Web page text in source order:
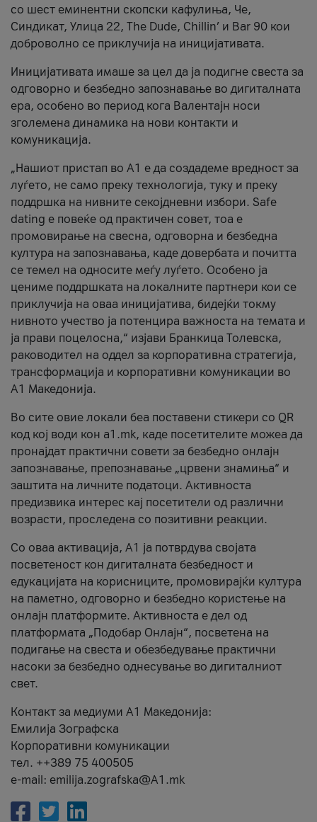
со шест еминентни скопски кафулиња, Че,
Синдикат, Улица 22, The Dude, Chillin’ и Bar 90 кои
доброволно се приклучија на иницијативата.
Иницијативата имаше за цел да ја подигне свеста за
одговорно и безбедно запознавање во дигиталната
ера, особено во период кога Валентајн носи
зголемена динамика на нови контакти и
комуникација.
„Нашиот пристап во А1 е да создадеме вредност за
луѓето, не само преку технологија, туку и преку
поддршка на нивните секојдневни избори. Safe
dating е повеќе од практичен совет, тоа е
промовирање на свесна, одговорна и безбедна
култура на запознавања, каде довербата и почитта
се темел на односите меѓу луѓето. Особено ја
цениме поддршката на локалните партнери кои се
приклучија на оваа иницијатива, бидејќи токму
нивното учество ја потенцира важноста на темата и
ја прави поцелосна,“ изјави Бранкица Толевска,
раководител на оддел за корпоративна стратегија,
трансформација и корпоративни комуникации во
А1 Македонија.
Во сите овие локали беа поставени стикери со QR
код кој води кон a1.mk, каде посетителите можеа да
пронајдат практични совети за безбедно онлајн
запознавање, препознавање „црвени знамиња“ и
заштита на личните податоци. Активноста
предизвика интерес кај посетители од различни
возрасти, проследена со позитивни реакции.
Со оваа активација, А1 ја потврдува својата
посветеност кон дигиталната безбедност и
едукацијата на корисниците, промовирајќи култура
на паметно, одговорно и безбедно користење на
онлајн платформите. Активноста е дел од
платформата „Подобар Онлајн“, посветена на
подигање на свеста и обезбедување практични
насоки за безбедно однесување во дигиталниот
свет.
Контакт за медиуми А1 Македонија:
Емилија Зографска
Корпоративни комуникации
тел. ++389 75 400505
e-mail: emilija.zografska@A1.mk